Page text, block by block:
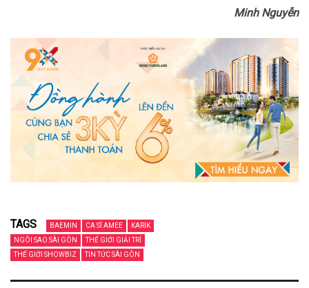
Minh Nguyễn
TAGS BAEMIN CA SĨ AMEE
KARIK
NGÔI SAO SÀI GÒN
THẾ GIỚI GIẢI TRÍ
THẾ GIỚI SHOWBIZ
TIN TỨC SÀI GÒN